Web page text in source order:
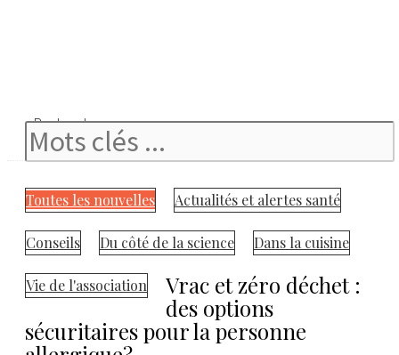
Rechercher
Toutes les nouvelles Actualités et alertes santé
Conseils Du côté de la science Dans la cuisine
Vie de l'association
Vrac et zéro déchet :
des options
sécuritaires pour la personne